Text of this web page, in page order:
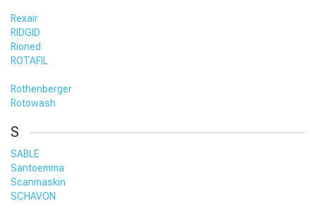
Rexair
RIDGID
Rioned
ROTAFIL
Rothenberger
Rotowash
S
SABLE
Santoemma
Scanmaskin
SCHAVON